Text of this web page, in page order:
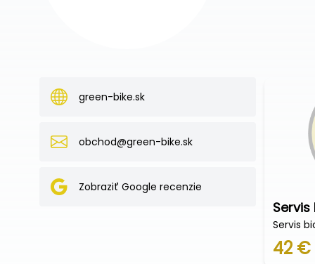
green-bike.sk
obchod@green-bike.sk
Zobraziť Google recenzie
Servis
42 €